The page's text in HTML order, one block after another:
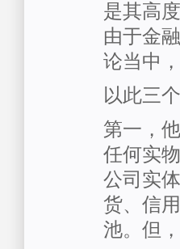
是其高
由于金
论当中
以此三
第一，
任何实
公司实
货、信
池。但